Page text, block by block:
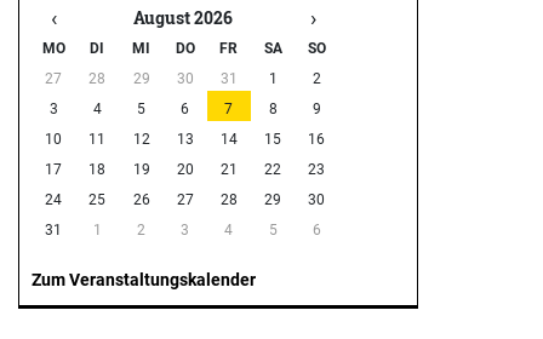
‹ August 2026 ›
MO DI MI DO FR SA
SO
27
28 29 30 31 1
2
3
4 5 6 7 8
9
10
11 12 13 14 15
16
17
18 19 20 21 22
23
24
25 26 27 28 29
30
31
1 2 3 4 5 6
Zum Veranstaltungskalender